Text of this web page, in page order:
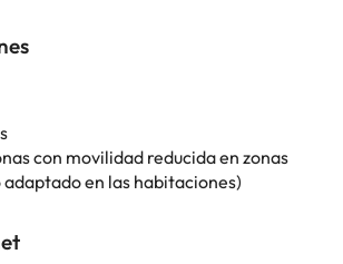
con movilidad reducida en zonas
adaptado en las habitaciones)